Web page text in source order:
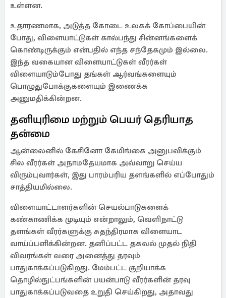
உள்ளன.
உதாரணமாக, அடுத்த கோடை உலகக் கோப்பையின்
போது, விளையாட்டுகள் கால்பந்து சின்னங்களைக்
கொண்டிருக்கும் என்பதில் எந்த சந்தேகமும் இல்லை.
இந்த வகையான விளையாட்டுகள் வீரர்கள்
விளையாடும்போது தங்கள் ஆர்வங்களையும்
பொழுதுபோக்குகளையும் இணைக்க
அனுமதிக்கின்றன.
தனியுரிமை மற்றும் பெயர் தெரியாத
தன்மை
ஆன்லைனில் கேசினோ கேமிங்கை அனுபவிக்கும்
சில வீரர்கள் அநாமதேயமாக அவ்வாறு செய்ய
விரும்புவார்கள், இது பாரம்பரிய தளங்களில் எப்போதும்
சாத்தியமில்லை.
விளையாட்டாளர்களின் செயல்பாடுகளைக்
கண்காணிக்க முடியும் என்றாலும், வெளிநாட்டு
தளங்கள் வீரர்களுக்கு சுதந்திரமாக விளையாட
வாய்ப்பளிக்கின்றன. தனிப்பட்ட தகவல் முதல் நிதி
விவரங்கள் வரை அனைத்து தரவும்
பாதுகாக்கப்படுகிறது. மேம்பட்ட குறியாக்க
தொழில்நுட்பங்களின் பயன்பாடு வீரர்களின் தரவு
பாதுகாக்கப்படுவதை உறுதி செய்கிறது, அதாவது